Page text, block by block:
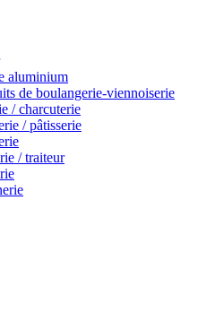
aluminium
de boulangerie-viennoiserie
/ charcuterie
/ pâtisserie
/ traiteur